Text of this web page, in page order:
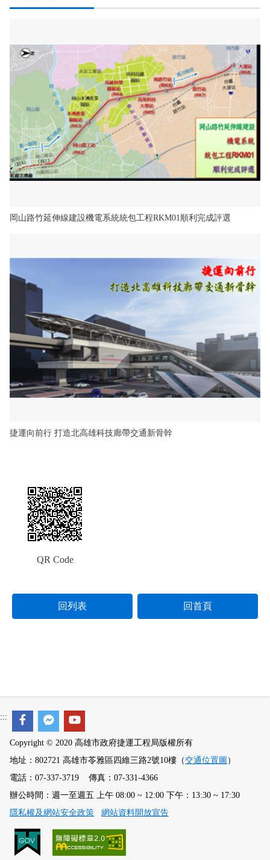
岡山路竹延伸線建設機電系統統包工程RKM01順利完成評選
捷運向前行 打造北高雄科技廊帶交通新骨幹
QR Code
回列表 回首頁
:::
Copyright © 2020 高雄市政府捷運工程局版權所有
地址：802721 高雄市苓雅區四維三路2號10樓（交通位置圖 ）
電話：07-337-3719 傳真：07-331-4366
辦公時間：週一至週五 上午 08:00 ~ 12:00 下午：13:30 ~ 17:30
隱私權及網站安全政策
網站資料開放宣告